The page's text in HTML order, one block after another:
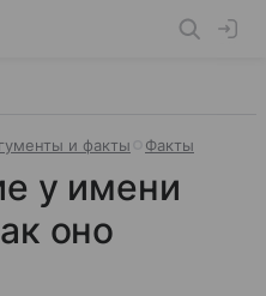
и факты Факты
у имени
оно